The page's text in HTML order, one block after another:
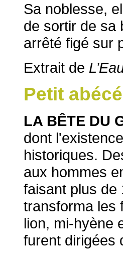
Sa noblesse,
de sortir de sa
arrêté figé sur
Extrait de
Petit
LA BÊTE DU
dont
historiques.
aux hommes
faisant plus de
transforma les
lion, mi-hyène
furent dirigées